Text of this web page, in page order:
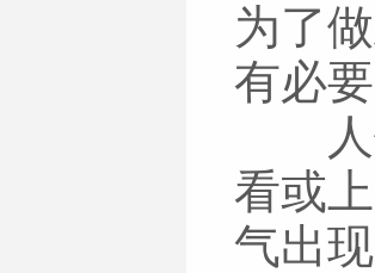
为了
有必
人们
看或
气出